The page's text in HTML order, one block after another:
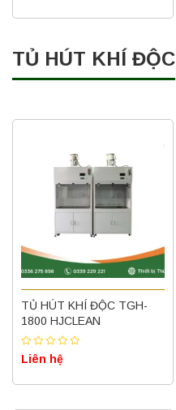
TỦ HÚT KHÍ ĐỘC
TỦ HÚT KHÍ ĐỘC TGH-
1800 HJCLEAN
Liên hệ